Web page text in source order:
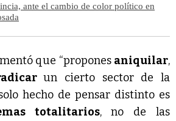
ante el cambio de color político en
que “propones aniquilar,
un cierto sector de la
hecho de pensar distinto es
totalitarios, no de las